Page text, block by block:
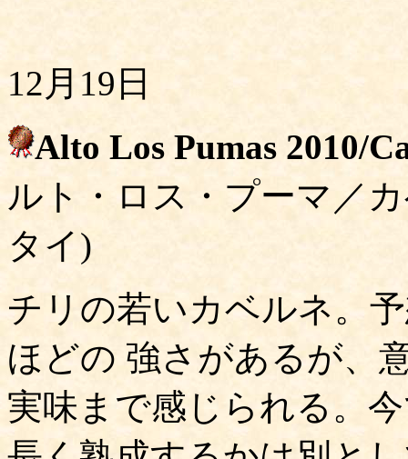
12月19日
Alto Los Pumas 2010/
ルト・ロス・プーマ／
タイ)
チリの若いカベルネ。
ほどの 強さがあるが、
実味まで感じられる。